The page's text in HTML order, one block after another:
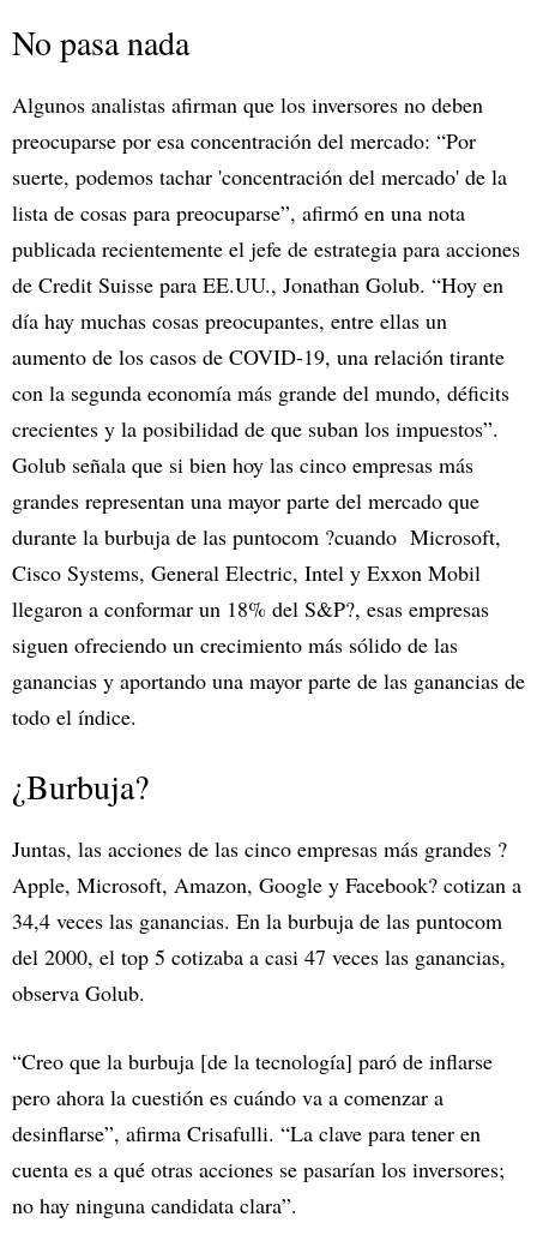
No pasa nada
Algunos analistas afirman que los inversores no deben
preocuparse por esa concentración del mercado: “Por
suerte, podemos tachar 'concentración del mercado' de la
lista de cosas para preocuparse”, afirmó en una nota
publicada recientemente el jefe de estrategia para acciones
de Credit Suisse para EE.UU., Jonathan Golub. “Hoy en
día hay muchas cosas preocupantes, entre ellas un
aumento de los casos de COVID-19, una relación tirante
con la segunda economía más grande del mundo, déficits
crecientes y la posibilidad de que suban los impuestos”.
Golub señala que si bien hoy las cinco empresas más
grandes representan una mayor parte del mercado que
durante la burbuja de las puntocom ?cuando Microsoft,
Cisco Systems, General Electric, Intel y Exxon Mobil
llegaron a conformar un 18% del S&P?, esas empresas
siguen ofreciendo un crecimiento más sólido de las
ganancias y aportando una mayor parte de las ganancias de
todo el índice.
¿Burbuja?
Juntas, las acciones de las cinco empresas más grandes ?
Apple, Microsoft, Amazon, Google y Facebook? cotizan a
34,4 veces las ganancias. En la burbuja de las puntocom
del 2000, el top 5 cotizaba a casi 47 veces las ganancias,
observa Golub.
“Creo que la burbuja [de la tecnología] paró de inflarse
pero ahora la cuestión es cuándo va a comenzar a
desinflarse”, afirma Crisafulli. “La clave para tener en
cuenta es a qué otras acciones se pasarían los inversores;
no hay ninguna candidata clara”.